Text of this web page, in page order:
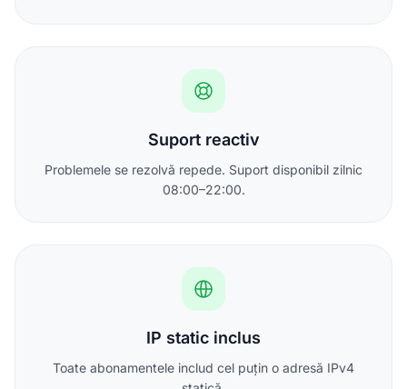
Suport reactiv
Problemele se rezolvă repede. Suport disponibil zilnic
08:00–22:00.
IP static inclus
Toate abonamentele includ cel puțin o adresă IPv4